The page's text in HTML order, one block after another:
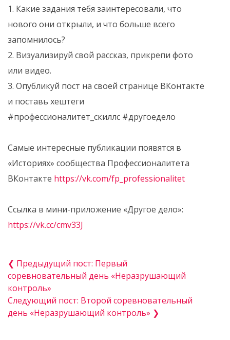
1. Какие задания тебя заинтересовали, что
нового они открыли, и что больше всего
запомнилось?
2. Визуализируй свой рассказ, прикрепи фото
или видео.
3. Опубликуй пост на своей странице ВКонтакте
и поставь хештеги
#профессионалитет_скиллс #другоедело
Самые интересные публикации появятся в
«Историях» сообщества Профессионалитета
ВКонтакте https://vk.com/fp_professionalitet
Ссылка в мини-приложение «Другое дело»:
https://vk.cc/cmv33J
❮ Предыдущий пост: Первый
соревновательный день «Неразрушающий
контроль»
Следующий пост: Второй соревновательный
день «Неразрушающий контроль» ❯